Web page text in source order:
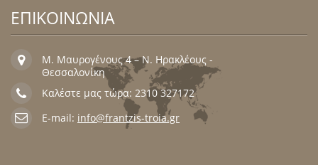
ΕΠΙΚΟΙΝΩΝΙΑ
Μ. Μαυρογένους 4 – Ν. Ηρακλέους -
Θεσσαλονίκη
Καλέστε μας τώρα: 2310 327172
E-mail: info@frantzis-troia.gr